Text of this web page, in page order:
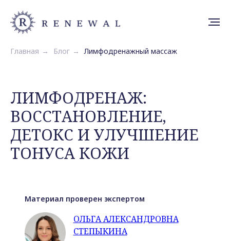
Главная → Блог → Лимфодренажный массаж
ЛИМФОДРЕНАЖ:
ВОССТАНОВЛЕНИЕ,
ДЕТОКС И УЛУЧШЕНИЕ
ТОНУСА КОЖИ
ОЛЬГА АЛЕКСАНДРОВНА
СТЕПЫКИНА
Материал проверен экспертом